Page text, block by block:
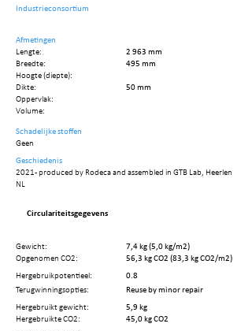
Industrieconsortium
Afmetingen
Lengte:
2 963 mm
Breedte:
495 mm
Hoogte (diepte):
Dikte:
50 mm
Oppervlak:
Volume:
Schadelijke stoffen
Geen
Geschiedenis
2021 - produced by Rodeca and assembled in GTB Lab, Heerlen
NL
Circulariteitsgegevens
Gewicht:
7,4 kg (5,0 kg/m2)
Opgenomen CO2:
56,3 kg CO2 (83,3 kg CO2/m2)
Hergebruikpotentieel:
0.8
Terugwinningsopties:
Reuse by minor repair
Hergebruikt gewicht:
5,9 kg
Hergebruikte CO2:
45,0 kg CO2